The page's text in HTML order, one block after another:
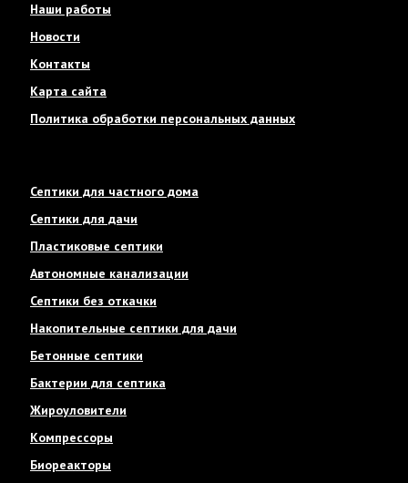
Наши работы
Новости
Контакты
Карта сайта
Политика обработки персональных данных
Септики для частного дома
Септики для дачи
Пластиковые септики
Автономные канализации
Септики без откачки
Накопительные септики для дачи
Бетонные септики
Бактерии для септика
Жироуловители
Компрессоры
Биореакторы